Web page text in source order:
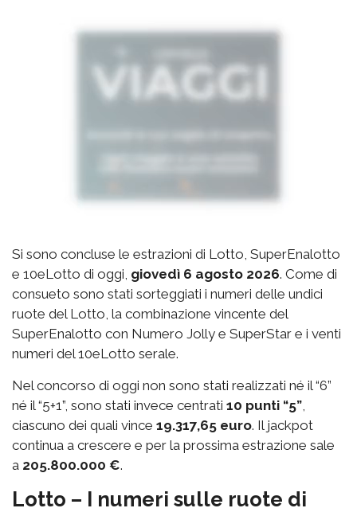
Si sono concluse le estrazioni di Lotto, SuperEnalotto
e 10eLotto di oggi, giovedì 6 agosto 2026. Come di
consueto sono stati sorteggiati i numeri delle undici
ruote del Lotto, la combinazione vincente del
SuperEnalotto con Numero Jolly e SuperStar e i venti
numeri del 10eLotto serale.
Nel concorso di oggi non sono stati realizzati né il “6”
né il “5+1”, sono stati invece centrati 10 punti “5”
ciascuno dei quali vince 19.317,65 euro. Il jackpot
continua a crescere e per la prossima estrazione sale
a 205.800.000 €.
Lotto – I numeri sulle ruote di